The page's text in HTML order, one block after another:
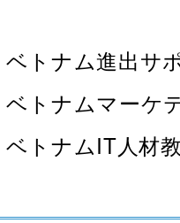
ベトナム進出サ
ベトナムマーケ
ベトナムIT人材